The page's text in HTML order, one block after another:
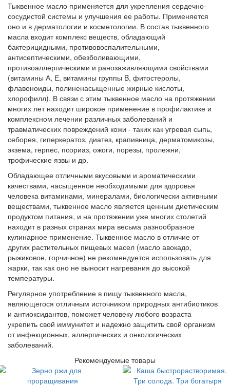
Тыквенное масло применяется для укрепления сердечно-
сосудистой системы и улучшения ее работы. Применяется
оно и в дерматологии и косметологии. В состав тыквенного
масла входит комплекс веществ, обладающий
бактерицидными, противовоспалительными,
антисептическими, обезболивающими,
противоаллергическими и ранозаживляющими свойствами
(витамины А, Е, витамины группы B, фитостеролы,
флавоноиды, полиненасыщенные жирные кислоты,
хлорофилл). В связи с этим тыквенное масло на протяжении
многих лет находит широкое применение в профилактике и
комплексном лечении различных заболеваний и
травматических повреждений кожи - таких как угревая сыпь,
себорея, гиперкератоз, диатез, крапивница, дерматомикозы,
экзема, герпес, псориаз, ожоги, порезы, пролежни,
трофические язвы и др.
Обладающее отличными вкусовыми и ароматическими
качествами, насыщенное необходимыми для здоровья
человека витаминами, минералами, биологически активными
веществами, тыквенное масло является ценным диетическим
продуктом питания, и на протяжении уже многих столетий
находит в разных странах мира весьма разнообразное
кулинарное применение. Тыквенное масло в отличие от
других растительных пищевых масел (масло авокадо,
рыжиковое, горчичное) не рекомендуется использовать для
жарки, так как оно не выносит нагревания до высокой
температуры.
Регулярное употребление в пищу тыквенного масла,
являющегося отличным источником природных антибиотиков
и антиоксидантов, поможет человеку любого возраста
укрепить свой иммунитет и надежно защитить свой организм
от инфекционных, аллергических и онкологических
заболеваний.
Рекомендуемые товары